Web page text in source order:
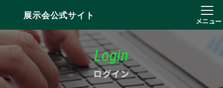
展示会公式サイト
メニュー
Login
ログイン